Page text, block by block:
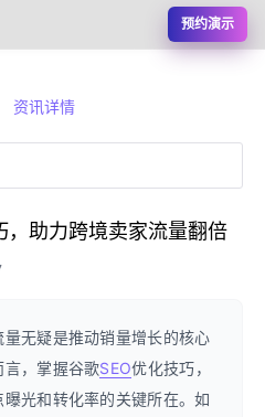
预约演示
资讯详情
，助力跨境卖家流量翻倍
无疑是推动销量增长的核心
言，掌握谷歌SEO优化技巧，
光和转化率的关键所在。如